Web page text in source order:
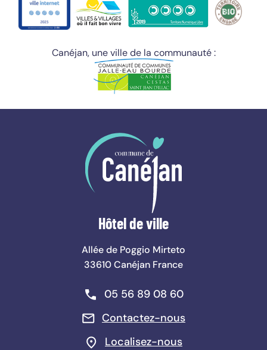
Canéjan, une ville de la communauté :
Hôtel de ville
Allée de Poggio Mirteto
33610 Canéjan France
Téléphone :
05 56 89 08 60
Contactez-nous
Localisez-nous